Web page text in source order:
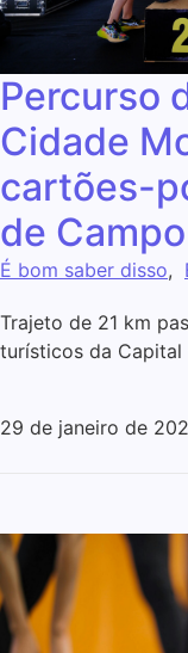
Percurso
Cidade
cartões-
de
É bom saber disso,
Trajeto de 21 km
turísticos da
29 de janeiro de